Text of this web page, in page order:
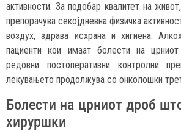
активности. За подобар квалитет на
препорачува секојдневна физичка
воздух, здрава исхрана и хигиена.
пациенти кои имаат болести на
редовни постоперативни контролни
лекувањето продолжува со онколошки
Болести на црниот дроб
хируршки